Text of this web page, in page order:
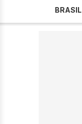
BRASIL